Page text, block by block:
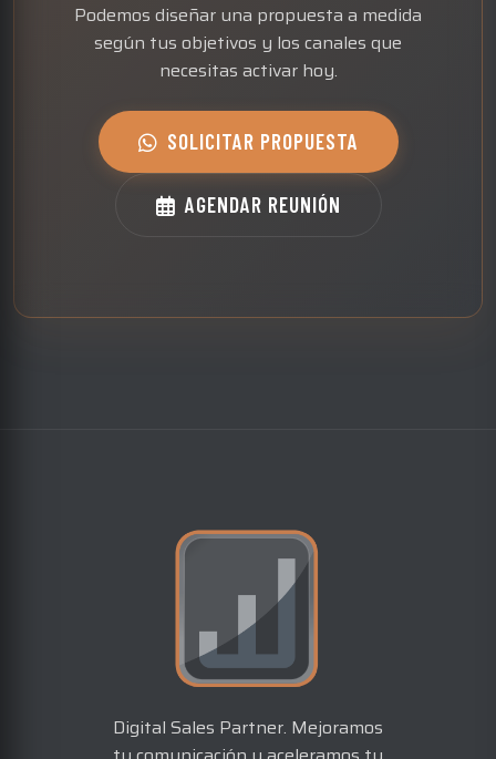
Podemos diseñar una propuesta a medida
según tus objetivos y los canales que
necesitas activar hoy.
SOLICITAR PROPUESTA
AGENDAR REUNIÓN
Digital Sales Partner. Mejoramos